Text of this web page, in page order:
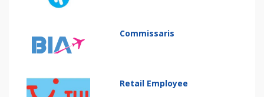
Commissaris
Retail Employee